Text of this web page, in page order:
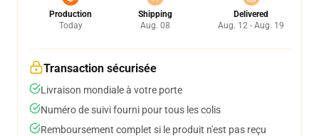
Production
Today
Shipping
Aug. 08
Delivered
Aug. 12 - Aug. 19
Transaction sécurisée
Livraison mondiale à votre porte
Numéro de suivi fourni pour tous les colis
Remboursement complet si le produit n'est pas reçu